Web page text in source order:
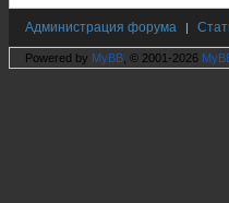
Администрация форума |
Powered by MyBB , © 2001-2026